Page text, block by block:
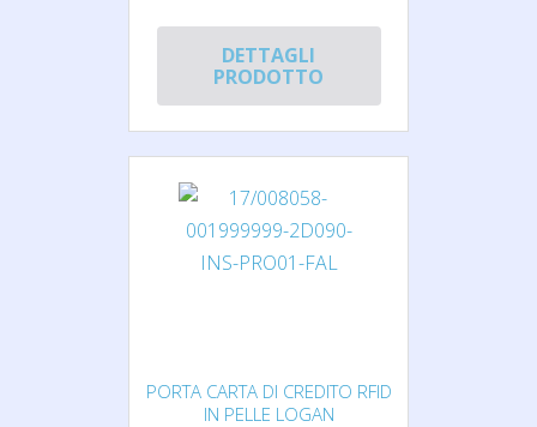
DETTAGLI
PRODOTTO
PORTA CARTA DI CREDITO RFID
IN PELLE LOGAN